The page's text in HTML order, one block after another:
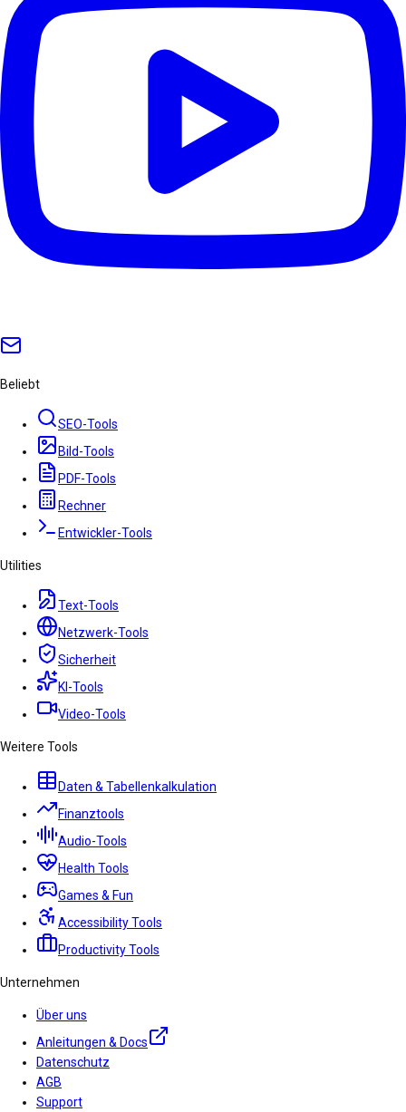
Beliebt
SEO-Tools
Bild-Tools
PDF-Tools
Rechner
Entwickler-Tools
Utilities
Text-Tools
Netzwerk-Tools
Sicherheit
KI-Tools
Video-Tools
Weitere Tools
Daten & Tabellenkalkulation
Finanztools
Audio-Tools
Health Tools
Games & Fun
Accessibility Tools
Productivity Tools
Unternehmen
Über uns
Anleitungen & Docs
Datenschutz
AGB
Support